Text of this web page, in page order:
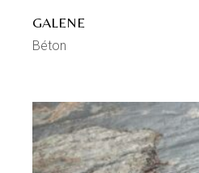
GALENE
Béton